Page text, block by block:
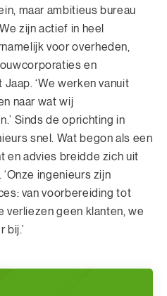
maar ambitieus bureau
zijn actief in heel
voor overheden,
en
‘We werken vanuit
naar wat wij
Sinds de oprichting in
snel. Wat begon als een
en advies breidde zich uit
ingenieurs zijn
van voorbereiding tot
verliezen geen klanten, we
bij.’